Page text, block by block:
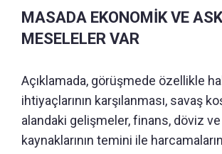
MASADA EKONOMİK VE
MESELELER VAR
Açıklamada, görüşmede özellikle
ihtiyaçlarının karşılanması, savaş
alandaki gelişmeler, finans, döviz
kaynaklarının temini ile harcamaların